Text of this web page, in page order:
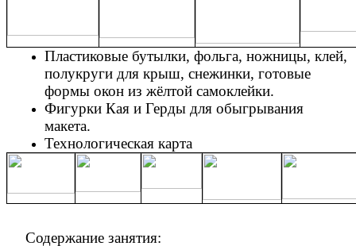
Пластиковые бутылки, фольга, ножницы, клей,
полукруги для крыш, снежинки, готовые
формы окон из жёлтой самоклейки.
Фигурки Кая и Герды для обыгрывания
макета.
Технологическая карта
Содержание занятия: